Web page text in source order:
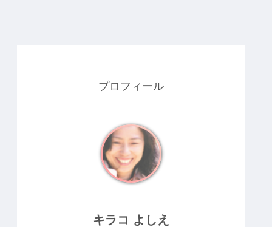
プロフィール
キラコ よしえ